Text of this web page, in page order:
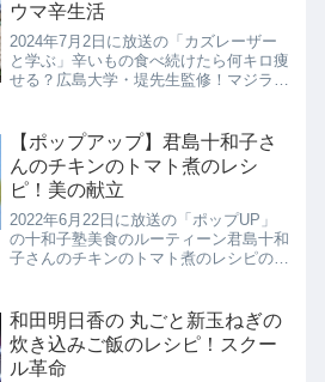
ウマ辛生活
2024年7月2日に放送の「カズレーザー
と学ぶ」辛いもの食べ続けたら何キロ痩
せる？広島大学・堤先生監修！マジラブ
こちらでは5日目のレシピ、タラの南蛮
漬けのレシピの紹介で...
【ポップアップ】君島十和子さ
んのチキンのトマト煮のレシ
ピ！美の献立
2022年6月22日に放送の「ポップUP」
の十和子塾美食のルーティーン君島十和
子さんのチキンのトマト煮のレシピの紹
和田明日香の 丸ごと新玉ねぎの
炊き込みご飯のレシピ！スクー
ル革命